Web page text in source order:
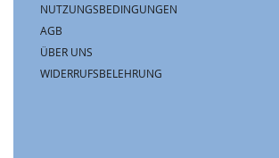
NUTZUNGSBEDINGUNGEN
AGB
ÜBER UNS
WIDERRUFSBELEHRUNG